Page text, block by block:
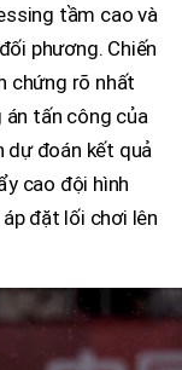
tầm cao và
phương. Chiến
chứng rõ nhất
tấn công của
dự đoán kết quả
cao đội hình
đặt lối chơi lên